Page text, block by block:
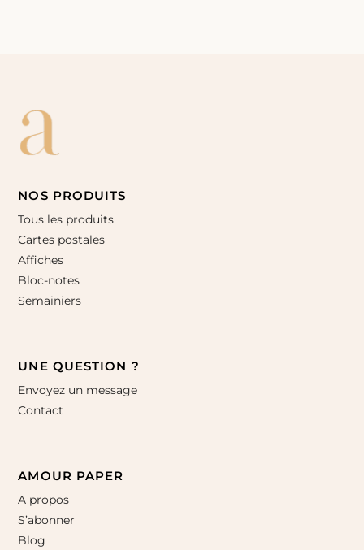
NOS PRODUITS
Tous les produits
Cartes postales
Affiches
Bloc-notes
Semainiers
UNE QUESTION ?
Envoyez un message
Contact
AMOUR PAPER
A propos
S’abonner
Blog